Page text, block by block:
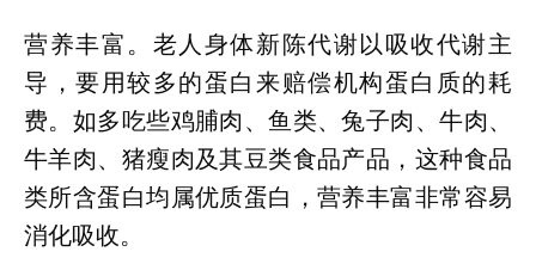
营养丰富。老人身体新陈代谢以吸收代谢主
导，要用较多的蛋白来赔偿机构蛋白质的耗
费。如多吃些鸡脯肉、鱼类、兔子肉、牛肉、
牛羊肉、猪瘦肉及其豆类食品产品，这种食品
类所含蛋白均属优质蛋白，营养丰富非常容易
消化吸收。